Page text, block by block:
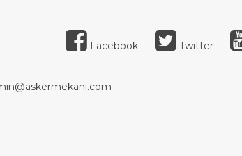
Facebook Twitter